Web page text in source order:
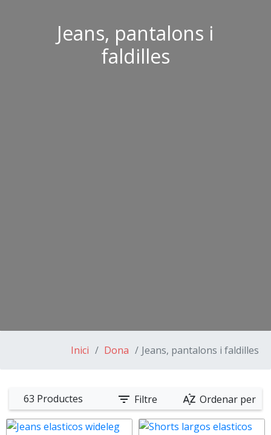
Jeans, pantalons i
faldilles
Inici Dona Jeans, pantalons i faldilles
63 Productes filter_list Filtre sort_by_alpha Ordenar per